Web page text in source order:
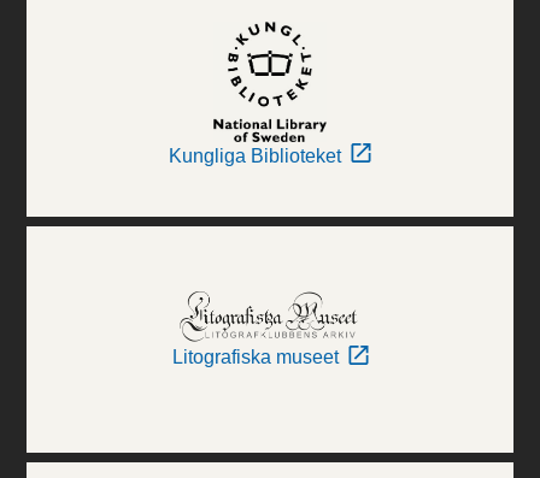
Kungliga Biblioteket
Litografiska museet